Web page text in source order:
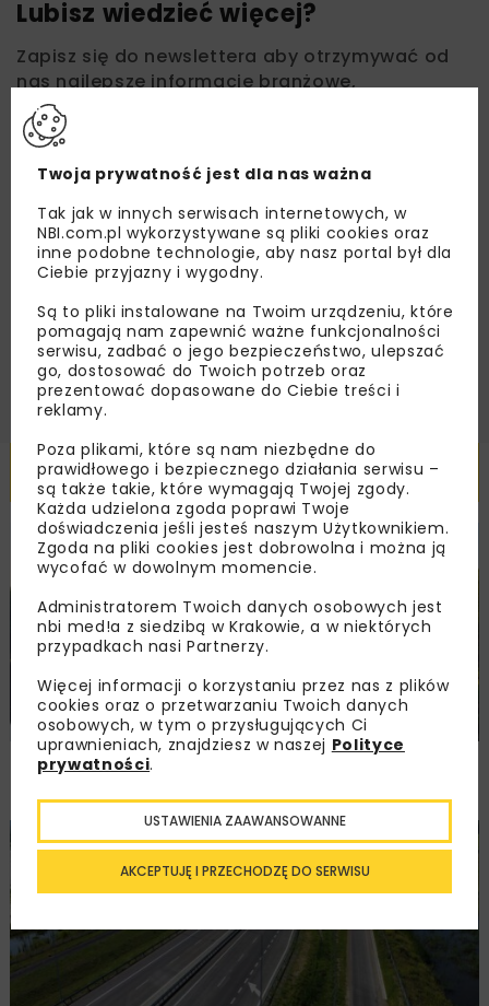
Lubisz wiedzieć więcej?
Zapisz się do newslettera aby otrzymywać od
nas najlepsze informacje branżowe,
zaproszenia na wydarzenia, atrakcyjne oferty i
dedykowane akcje specjalne.
Zapoznałam/em się zPolityką Prywatnościi
Regulaminemoraz wyrażam zgodę na otrzymywanie na
podany przeze mnie adres e-mail korespondencji
handlowej w postaci newslettera.
ZAPISZ MNIE
Powiązane artykuły
HYDROTECHNIKA INWESTYCJE WIADOMOŚCI
Dotacja na przygotowanie inwestycji
DROGI MOSTY INWESTYCJE WIADOMOŚCI
Twoja prywatność jest dla nas ważna
Tak jak w innych serwisach internetowych, w
NBI.com.pl wykorzystywane są pliki cookies oraz
inne podobne technologie, aby nasz portal był dla
Ciebie przyjazny i wygodny.
Są to pliki instalowane na Twoim urządzeniu, które
pomagają nam zapewnić ważne funkcjonalności
serwisu, zadbać o jego bezpieczeństwo, ulepszać
go, dostosować do Twoich potrzeb oraz
prezentować dopasowane do Ciebie treści i
reklamy.
Poza plikami, które są nam niezbędne do
prawidłowego i bezpiecznego działania serwisu –
są także takie, które wymagają Twojej zgody.
Każda udzielona zgoda poprawi Twoje
doświadczenia jeśli jesteś naszym Użytkownikiem.
Zgoda na pliki cookies jest dobrowolna i można ją
wycofać w dowolnym momencie.
Administratorem Twoich danych osobowych jest
nbi med!a z siedzibą w Krakowie, a w niektórych
przypadkach nasi Partnerzy.
Więcej informacji o korzystaniu przez nas z plików
cookies oraz o przetwarzaniu Twoich danych
osobowych, w tym o przysługujących Ci
uprawnieniach, znajdziesz w naszej Polityce
prywatności.
AKCEPTUJĘ I PRZECHODZĘ DO SERWISU
USTAWIENIA ZAAWANSOWANNE